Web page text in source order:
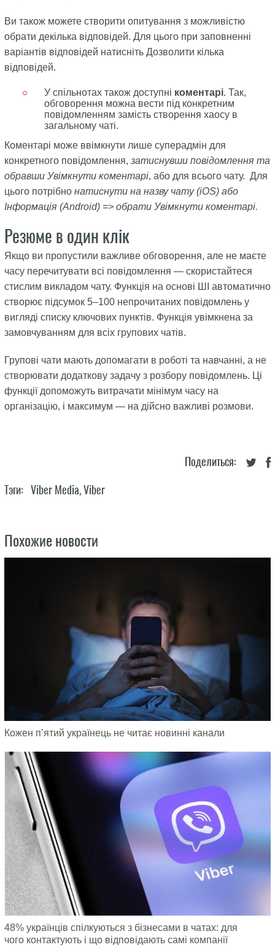
Ви також можете створити опитування з можливістю
обрати декілька відповідей. Для цього при заповненні
варіантів відповідей натисніть Дозволити кілька
відповідей.
У спільнотах також доступні коментарі. Так,
обговорення можна вести під конкретним
повідомленням замість створення хаосу в
загальному чаті.
Коментарі може ввімкнути лише суперадмін для
конкретного повідомлення, затиснувши повідомлення та
обравши Увімкнути коментарі, або для всього чату. Для
цього потрібно натиснути на назву чату (iOS) або
Інформація (Android) => обрати Увімкнути коментарі.
Резюме в один клік
Якщо ви пропустили важливе обговорення, але не маєте
часу перечитувати всі повідомлення — скористайтеся
стислим викладом чату. Функція на основі ШІ автоматично
створює підсумок 5–100 непрочитаних повідомлень у
вигляді списку ключових пунктів. Функція увімкнена за
замовчуванням для всіх групових чатів.
Групові чати мають допомагати в роботі та навчанні, а не
створювати додаткову задачу з розбору повідомлень. Ці
функції допоможуть витрачати мінімум часу на
організацію, і максимум — на дійсно важливі розмови.
Поделиться:
Тэги: Viber Media,Viber
Похожие новости
Кожен пʼятий українець не читає новинні канали
48% українців спілкуються з бізнесами в чатах: для
чого контактують і що відповідають самі компанії